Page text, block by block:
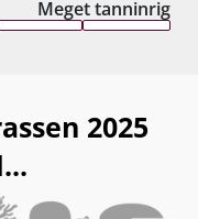
Meget tanninrig
2025